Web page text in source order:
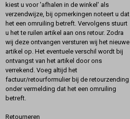
kiest u voor 'afhalen in de winkel' als
verzendwijze, bij opmerkingen noteert u dat
het een omruiling betreft. Vervolgens stuurt
u het te ruilen artikel aan ons retour. Zodra
wij deze ontvangen versturen wij het nieuwe
artikel op. Het eventuele verschil wordt bij
ontvangst van het artikel door ons
verrekend. Voeg altijd het
factuur/retourformulier bij de retourzending
onder vermelding dat het een omruiling
betreft.
Retourneren